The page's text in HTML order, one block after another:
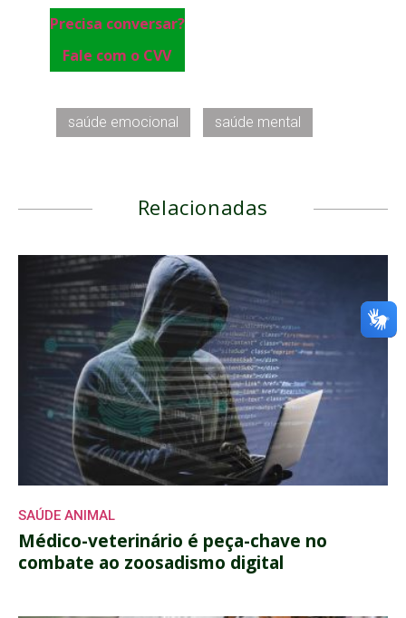
Precisa conversar?
Fale com o CVV
saúde emocional saúde mental
Relacionadas
SAÚDE ANIMAL
Médico-veterinário é peça-chave no
combate ao zoosadismo digital